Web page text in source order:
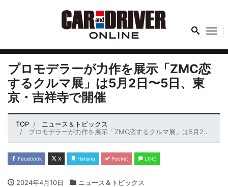
プロモデラーが力作を展示「ZMC恋
するクルマ展」は5月2日〜5日、東
京・吉祥寺で開催
TOP
ニュース＆トピックス
プロモデラーが力作を展示「ZMC恋するクルマ展」は5月2日〜5日、東京・吉祥寺で開催
Facebook X Hatena Pocket LINE
2024年4月10日
ニュース＆トピックス